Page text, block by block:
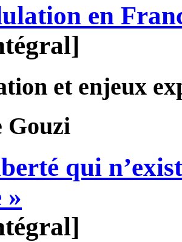
en
et enjeux
Gouzi
qui
»